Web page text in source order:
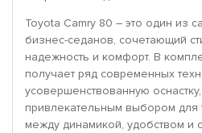
Toyota Camry 80 – это один из
бизнес-седанов, сочетающий
надежность и комфорт. В
получает ряд современных
усовершенствованную
привлекательным выбором для
между динамикой, удобством и